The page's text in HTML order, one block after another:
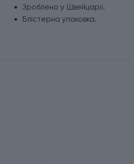
Зроблено у Швейцарії.
Блістерна упаковка.